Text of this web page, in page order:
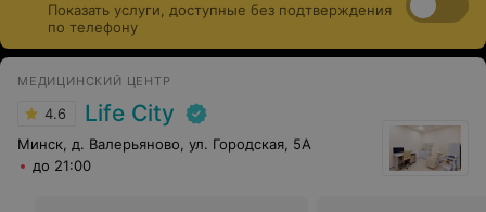
Показать услуги, доступные без подтверждения
по телефону
МЕДИЦИНСКИЙ ЦЕНТР
4.6 Life City
Минск, д. Валерьяново, ул. Городская, 5А
до 21:00